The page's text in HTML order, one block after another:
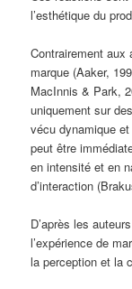
l’esthétique du
Contrairement aux
marque (Aaker,
MacInnis & Park,
uniquement sur
vécu dynamique
peut être
en intensité et en
d’interaction
D’après les
l’expérience de
la perception et la